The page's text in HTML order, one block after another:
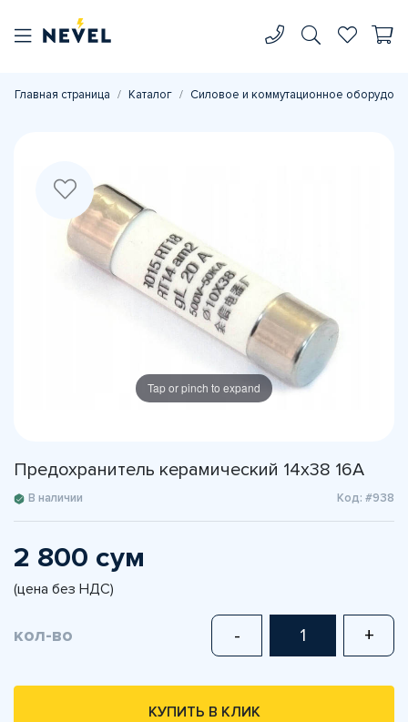
Главная страница Каталог Силовое и коммутационное
Tap or pinch to expand
Предохранитель керамический 14х38 16A
В наличии Код: #938
2 800 сум
(цена без НДС)
кол-во - +
КУПИТЬ В КЛИК